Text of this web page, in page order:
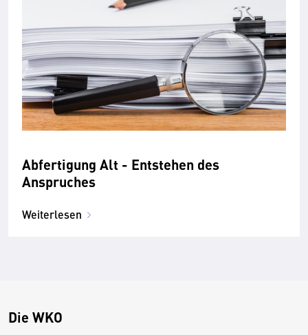
Abfertigung Alt - Entstehen des
Anspruches
Weiterlesen
Die WKO